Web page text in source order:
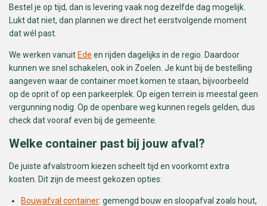
Bestel je op tijd, dan is levering vaak nog dezelfde dag mogelijk.
Lukt dat niet, dan plannen we direct het eerstvolgende moment
dat wél past.
We werken vanuit Ede en rijden dagelijks in de regio. Daardoor
kunnen we snel schakelen, ook in Zoelen. Je kunt bij de bestelling
aangeven waar de container moet komen te staan, bijvoorbeeld
op de oprit of op een parkeerplek. Op eigen terrein is meestal geen
vergunning nodig. Op de openbare weg kunnen regels gelden, dus
check dat vooraf even bij de gemeente.
Welke container past bij jouw afval?
De juiste afvalstroom kiezen scheelt tijd en voorkomt extra
kosten. Dit zijn de meest gekozen opties:
Bouwafval container: gemengd bouw en sloopafval zoals hout,